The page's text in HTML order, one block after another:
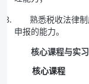
熟悉税收法律
申报的能力。
核心课程与实
核心课程